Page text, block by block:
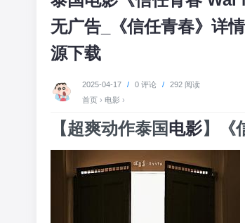
无广告_《信任青春》详
源下载
2025-04-17 / 0 评论 /
292 阅读
首页 › 电影 ›
【超爽动作泰国电影】《